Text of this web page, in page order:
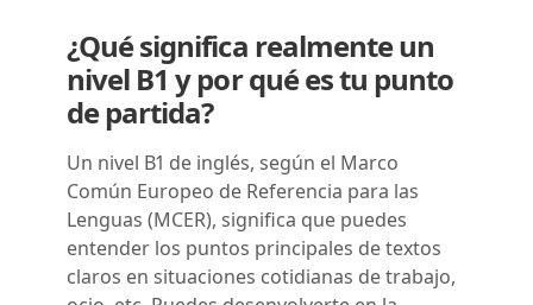
¿Qué significa realmente un
nivel B1 y por qué es tu punto
de partida?
Un nivel B1 de inglés, según el Marco
Común Europeo de Referencia para las
Lenguas (MCER), significa que puedes
entender los puntos principales de textos
claros en situaciones cotidianas de trabajo,